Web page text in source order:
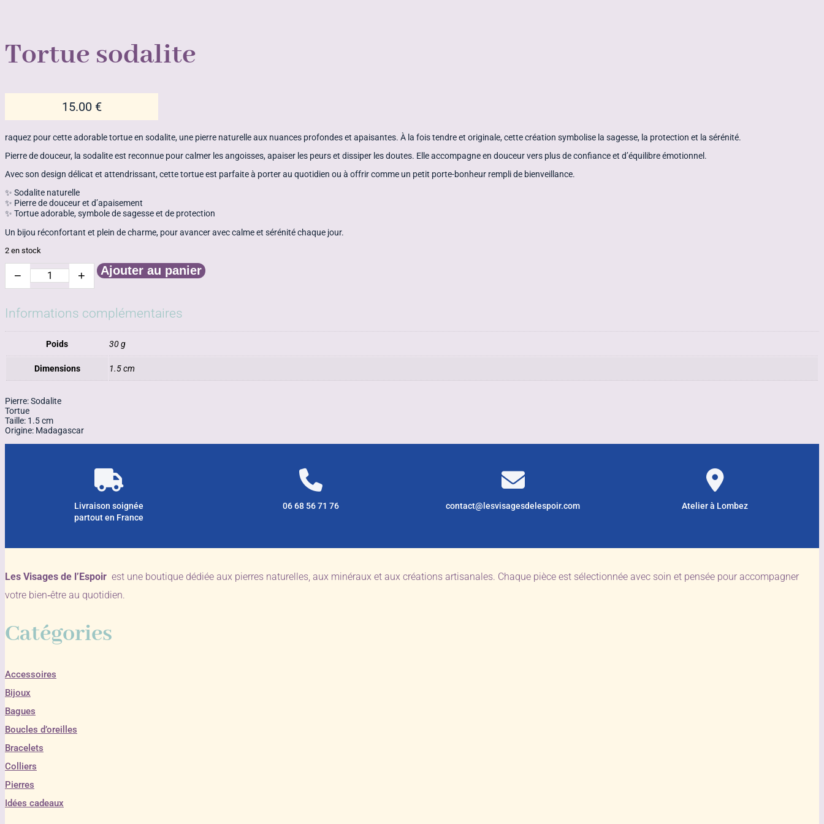
Tortue sodalite
15.00 €
raquez pour cette adorable tortue en sodalite, une pierre naturelle aux nuances profondes et apaisantes. À la fois tendre et originale, cette création symbolise la sagesse, la protection et la sérénité.
Pierre de douceur, la sodalite est reconnue pour calmer les angoisses, apaiser les peurs et dissiper les doutes. Elle accompagne en douceur vers plus de confiance et d’équilibre émotionnel.
Avec son design délicat et attendrissant, cette tortue est parfaite à porter au quotidien ou à offrir comme un petit porte-bonheur rempli de bienveillance.
✨ Sodalite naturelle
✨ Pierre de douceur et d’apaisement
✨ Tortue adorable, symbole de sagesse et de protection
Un bijou réconfortant et plein de charme, pour avancer avec calme et sérénité chaque jour.
2 en stock
−
quantité
de
sodalite
+ Ajouter au panier
Informations complémentaires
Poids 30 g
Dimensions 1.5 cm
Pierre: Sodalite
Tortue
Taille: 1.5 cm
Origine: Madagascar
Livraison soignée
partout en France
06 68 56 71 76 contact@lesvisagesdelespoir.com Atelier à Lombez
Les Visages de l’Espoir est une boutique dédiée aux pierres naturelles, aux minéraux et aux créations artisanales. Chaque pièce est sélectionnée avec soin et pensée pour accompagner
votre bien‑être au quotidien.
Catégories
Accessoires
Bijoux
Bagues
Boucles d’oreilles
Bracelets
Colliers
Pierres
Idées cadeaux